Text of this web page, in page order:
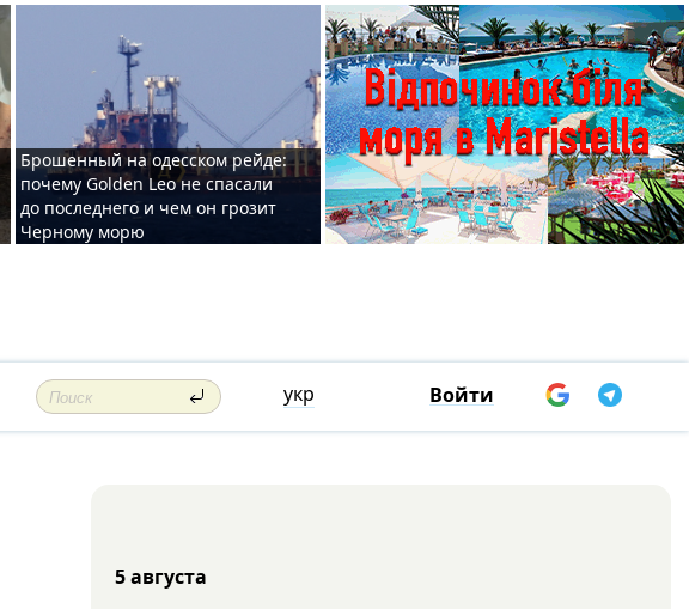
Брошенный на одесском рейде:
почему Golden Leo не спасали
до последнего и чем он грозит
Черному морю
укр Войти
5 августа